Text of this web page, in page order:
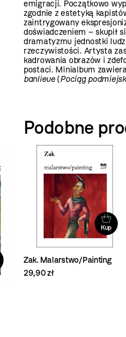
emigracji. Początkowo
zgodnie z estetyką
zaintrygowany
doświadczeniem – skupił
dramatyzmu jednostki
rzeczywistości. Artysta
kadrowania obrazów i
postaci. Minialbum
banlieue(Pociąg
Podobne
Kup
Zak. Malarstwo/Painting
29,90 zł